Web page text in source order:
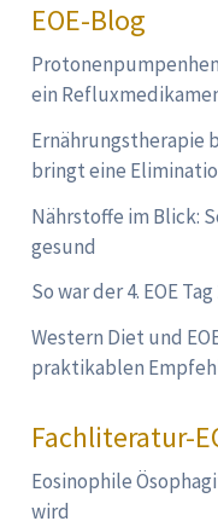
EOE-Blog
ein
Ernährungstherapie
bringt eine
Nährstoffe im Blick:
gesund
So war der 4. EOE
Western Diet und
praktikablen
Fachliteratur-
Eosinophile
wird